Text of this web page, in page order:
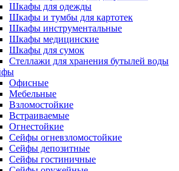
Шкафы для одежды
Шкафы и тумбы для картотек
Шкафы инструментальные
Шкафы медицинские
Шкафы для сумок
Стеллажи для хранения бутылей воды
Офисные
Мебельные
Взломостойкие
Встраиваемые
Огнестойкие
Сейфы огневзломостойкие
Сейфы депозитные
Сейфы гостиничные